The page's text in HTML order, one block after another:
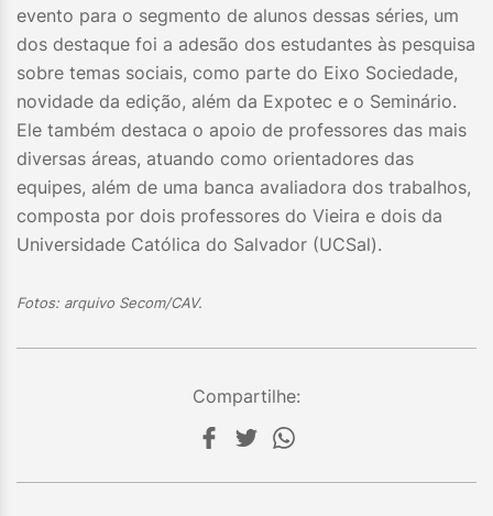
evento para o segmento de alunos dessas séries, um
dos destaque foi a adesão dos estudantes às pesquisa
sobre temas sociais, como parte do Eixo Sociedade,
novidade da edição, além da Expotec e o Seminário.
Ele também destaca o apoio de professores das mais
diversas áreas, atuando como orientadores das
equipes, além de uma banca avaliadora dos trabalhos,
composta por dois professores do Vieira e dois da
Universidade Católica do Salvador (UCSal).
Fotos: arquivo Secom/CAV.
Compartilhe: